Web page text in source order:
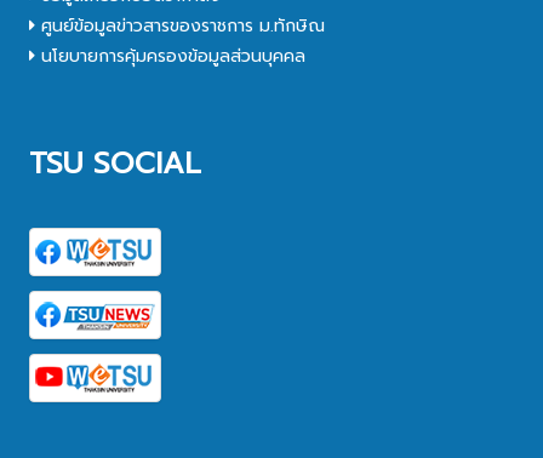
ศูนย์ข้อมูลข่าวสารของราชการ ม.ทักษิณ
นโยบายการคุ้มครองข้อมูลส่วนบุคคล
TSU SOCIAL